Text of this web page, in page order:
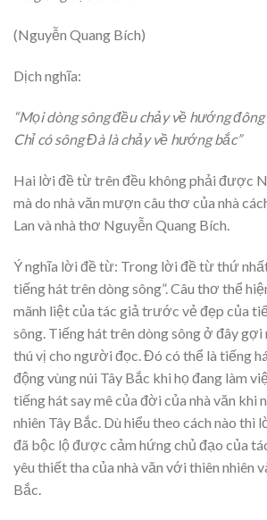
(Nguyễn Quang Bích)
Dịch nghĩa:
“Mọi dòng sông đều chảy về hướng đông
Chỉ có sông Đà là chảy về hướng bắc”
Hai lời đề từ trên đều không phải được
mà do nhà văn mượn câu thơ của nhà
Lan và nhà thơ Nguyễn Quang Bích.
Ý nghĩa lời đề từ: Trong lời đề từ thứ
tiếng hát trên dòng sông”. Câu thơ thể
mãnh liệt của tác giả trước vẻ đẹp của
sông. Tiếng hát trên dòng sông ở đây
thú vị cho người đọc. Đó có thể là tiếng
động vùng núi Tây Bắc khi họ đang làm
tiếng hát say mê của đời của nhà văn khi
nhiên Tây Bắc. Dù hiểu theo cách nào thì
đã bộc lộ được cảm hứng chủ đạo của
yêu thiết tha của nhà văn với thiên nhiên
Bắc.